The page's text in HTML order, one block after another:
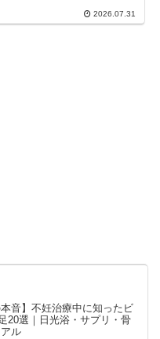
介する。給料への不満や『これ
2026.07.31
本音】不妊治療中に知ったビ
20選｜日光浴・サプリ・骨
ル